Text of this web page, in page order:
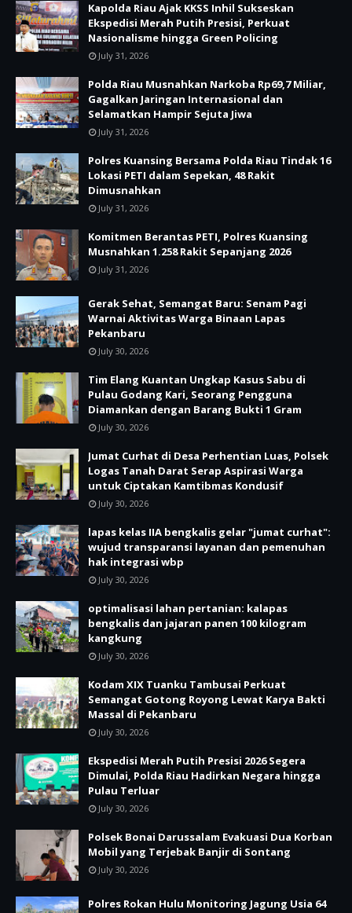
Kapolda Riau Ajak KKSS Inhil Sukseskan
Ekspedisi Merah Putih Presisi, Perkuat
Nasionalisme hingga Green Policing
July 31, 2026
Polda Riau Musnahkan Narkoba Rp69,7 Miliar,
Gagalkan Jaringan Internasional dan
Selamatkan Hampir Sejuta Jiwa
July 31, 2026
Polres Kuansing Bersama Polda Riau Tindak 16
Lokasi PETI dalam Sepekan, 48 Rakit
Dimusnahkan
July 31, 2026
Komitmen Berantas PETI, Polres Kuansing
Musnahkan 1.258 Rakit Sepanjang 2026
July 31, 2026
Gerak Sehat, Semangat Baru: Senam Pagi
Warnai Aktivitas Warga Binaan Lapas
Pekanbaru
July 30, 2026
Tim Elang Kuantan Ungkap Kasus Sabu di
Pulau Godang Kari, Seorang Pengguna
Diamankan dengan Barang Bukti 1 Gram
July 30, 2026
Jumat Curhat di Desa Perhentian Luas, Polsek
Logas Tanah Darat Serap Aspirasi Warga
untuk Ciptakan Kamtibmas Kondusif
July 30, 2026
lapas kelas IIA bengkalis gelar "jumat curhat":
wujud transparansi layanan dan pemenuhan
hak integrasi wbp
July 30, 2026
optimalisasi lahan pertanian: kalapas
bengkalis dan jajaran panen 100 kilogram
kangkung
July 30, 2026
Kodam XIX Tuanku Tambusai Perkuat
Semangat Gotong Royong Lewat Karya Bakti
Massal di Pekanbaru
July 30, 2026
Ekspedisi Merah Putih Presisi 2026 Segera
Dimulai, Polda Riau Hadirkan Negara hingga
Pulau Terluar
July 30, 2026
Polsek Bonai Darussalam Evakuasi Dua Korban
Mobil yang Terjebak Banjir di Sontang
July 30, 2026
Polres Rokan Hulu Monitoring Jagung Usia 64